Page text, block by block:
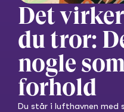
Det
du tror:
nogle
forhold
Du står i lufthavnen med